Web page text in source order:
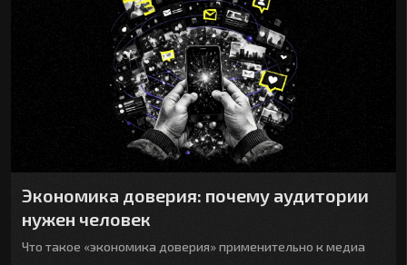
Экономика доверия: почему аудитории
нужен человек
Что такое «экономика доверия» применительно к медиа